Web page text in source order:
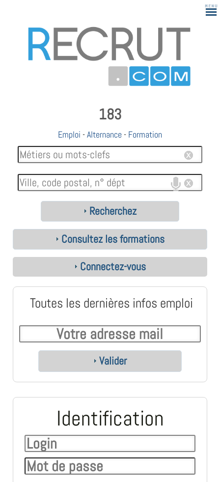
183
Emploi -Alternance - Formation
Recherchez
Consultez les formations
Connectez-vous
Toutes les dernières infos emploi
Valider
Identification